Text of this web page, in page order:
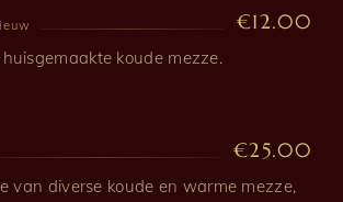
€12.00
koude mezze.
€25.00
van diverse koude en warme mezze,